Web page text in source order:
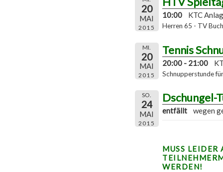
20
MAI
2015
10:00 KTC
Herren 65 - TV
MI.
20
MAI
2015
Tennis
20:00 - 21:00
Schnupperstunde
SO.
24
MAI
2015
Dschungel-
entfällt wegen
MUSS LEIDER
WERDEN!